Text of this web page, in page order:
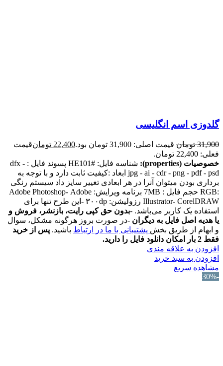
گلدوزی اسم انگلیسی
31,900 تومان قیمت اصلی: 31,900 تومان بود. 22,400 تومانقیمت
فعلی: 22,400 تومان.
خصوصیات (properties):
شناسه فایل: #HE101 پسوند فایل : dfx -
jpg - ai - cdr - png - pdf - psd ابعاد :کیفیت ثابت دارد و با توجه به
برداری بودن میتوان آنرا در هر ابعادی تغییر سایز داد سیستم رنگی
:RGB حجم فایل : 7MB برنامه ویرایش: Adobe Photoshop- Adobe
Illustrator- CorelDRAW رزولیشن: ۳۰۰dp -این طرح تنها برای
استفاده یک کاربر می‌باشد. -بدون حق کپی رایت، بازنشر، فروش و
یا هدیه اصل فایل به دیگران -در صورت بروز هرگونه مشکل، سوال
و ابهام از طریق بخش پشتیبانی با ما در ارتباط باشید. پس از خرید
فقط 2 بار امکان دانلود فایل را دارید.
افزودن به علاقه مندی
افزودن به سبد خرید
مشاهده سریع
-30%